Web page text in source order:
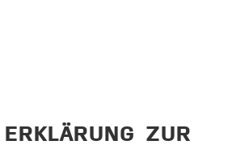
ERKLÄRUNG ZUR